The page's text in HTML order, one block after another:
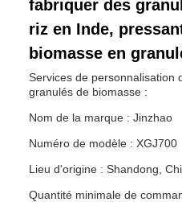
fabriquer des
riz en Inde,
biomasse en
Services de personnalisation
granulés de biomasse :
Nom de la marque : Jinzhao
Numéro de modèle : XGJ700
Lieu d'origine : Shandong,
Quantité minimale de